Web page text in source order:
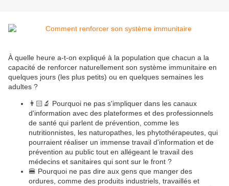
À quelle heure a-t-on expliqué à la population que chacun a la
capacité de renforcer naturellement son système immunitaire en
quelques jours (les plus petits) ou en quelques semaines les
adultes ?
👨🏻🔬 Pourquoi ne pas s'impliquer dans les canaux
d'information avec des plateformes et des professionnels
de santé qui parlent de prévention, comme les
nutritionnistes, les naturopathes, les phytothérapeutes, qui
pourraient réaliser un immense travail d'information et de
prévention au public tout en allégeant le travail des
médecins et sanitaires qui sont sur le front ?
🍔 Pourquoi ne pas dire aux gens que manger des
ordures, comme des produits industriels, travaillés et